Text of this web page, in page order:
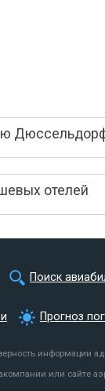
отелей
Поиск
Прогноз
информации
или сайте